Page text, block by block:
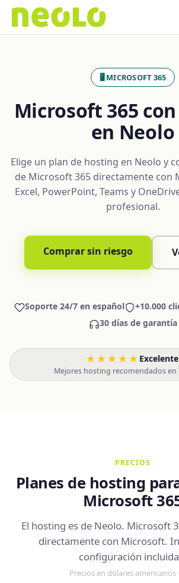
🖥️ MICROSOFT 365
Microsoft 365
en Neolo
Elige un plan de hosting en Neolo y
de Microsoft 365 directamente con
Excel, PowerPoint, Teams y
profesional.
Comprar sin riesgo
Soporte 24/7 en español
+10.000
30 días de garantía
★★★★★ Excelente·
Mejores hosting recomendados
PRECIOS
Planes de hosting
Microsoft
El hosting es de Neolo. Microsoft
directamente con Microsoft.
configuración
Precios en dólares americanos